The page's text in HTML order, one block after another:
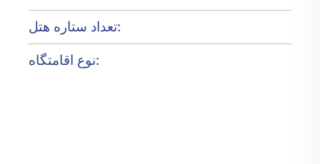
تعداد ستاره هتل:
نوع اقامتگاه: